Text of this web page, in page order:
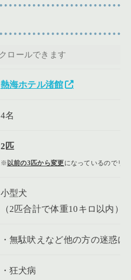
熱海ホテル渚館
4名
2匹
※ 以前の3匹から変更になっているのでリ
小型犬
（2匹合計で体重10キロ以内）
・無駄吠えなど他の方の迷惑
・狂犬病